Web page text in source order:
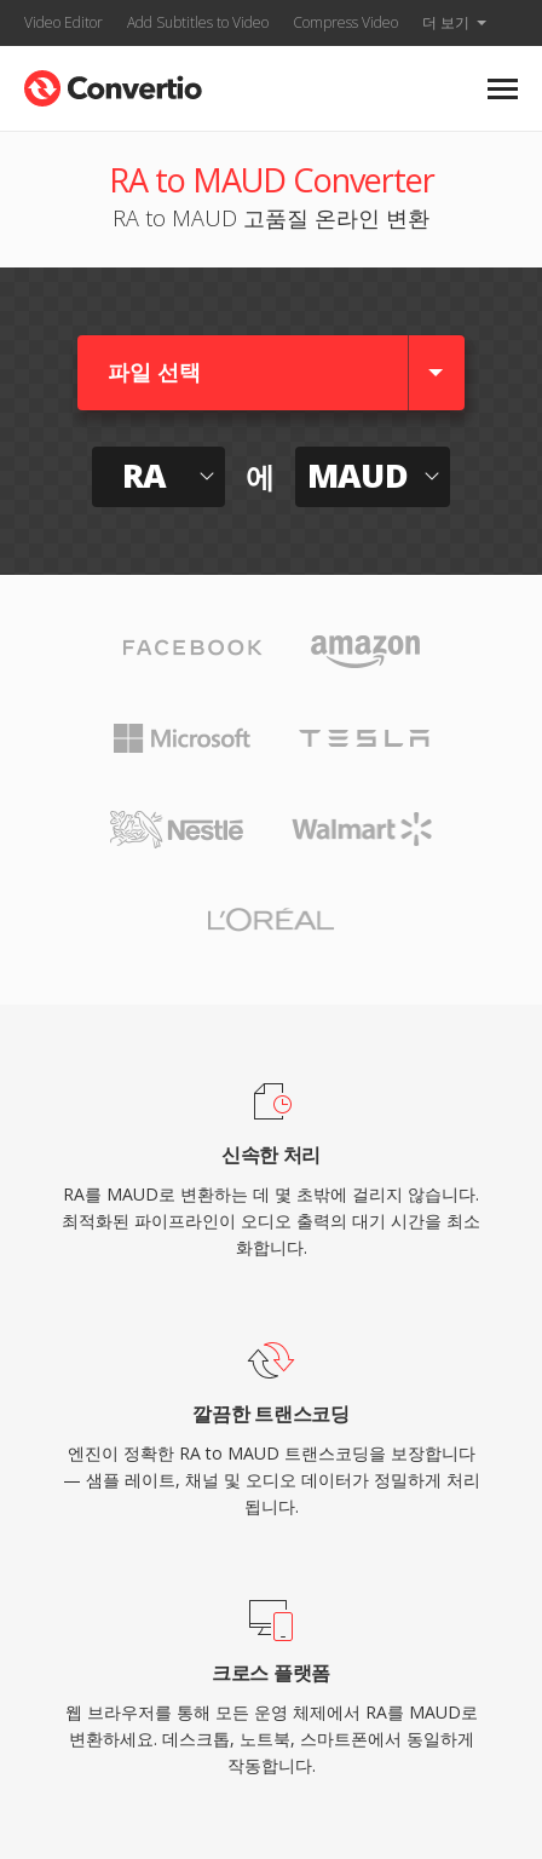
Video Editor Add Subtitles to Video Compress Video 더 보기
RA to MAUD Converter
RA to MAUD 고품질 온라인 변환
파일 선택
RA 에 MAUD
신속한 처리
RA를 MAUD로 변환하는 데 몇 초밖에 걸리지 않습니다.
최적화된 파이프라인이 오디오 출력의 대기 시간을 최소
화합니다.
깔끔한 트랜스코딩
엔진이 정확한 RA to MAUD 트랜스코딩을 보장합니다
— 샘플 레이트, 채널 및 오디오 데이터가 정밀하게 처리
됩니다.
크로스 플랫폼
웹 브라우저를 통해 모든 운영 체제에서 RA를 MAUD로
변환하세요. 데스크톱, 노트북, 스마트폰에서 동일하게
작동합니다.